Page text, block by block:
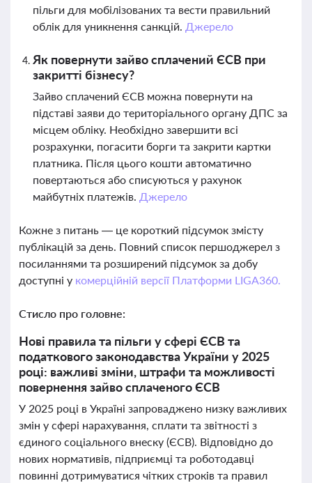
пільги для мобілізованих та вести правильний
облік для уникнення санкцій. Джерело
Як повернути зайво сплачений ЄСВ при
закритті бізнесу?
Зайво сплачений ЄСВ можна повернути на
підставі заяви до територіального органу ДПС за
місцем обліку. Необхідно завершити всі
розрахунки, погасити борги та закрити картки
платника. Після цього кошти автоматично
повертаються або списуються у рахунок
майбутніх платежів. Джерело
Кожне з питань — це короткий підсумок змісту
публікацій за день. Повний список першоджерел з
посиланнями та розширений підсумок за добу
доступні у комерційній версії Платформи LIGA360.
Стисло про головне:
Нові правила та пільги у сфері ЄСВ та
податкового законодавства України у 2025
році: важливі зміни, штрафи та можливості
повернення зайво сплаченого ЄСВ
У 2025 році в Україні запроваджено низку важливих
змін у сфері нарахування, сплати та звітності з
єдиного соціального внеску (ЄСВ). Відповідно до
нових нормативів, підприємці та роботодавці
повинні дотримуватися чітких строків та правил